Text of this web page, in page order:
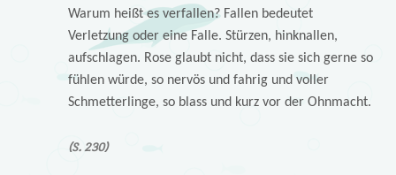
Warum heißt es verfallen? Fallen bedeutet
Verletzung oder eine Falle. Stürzen, hinknallen,
aufschlagen. Rose glaubt nicht, dass sie sich gerne so
fühlen würde, so nervös und fahrig und voller
Schmetterlinge, so blass und kurz vor der Ohnmacht.
(S. 230)